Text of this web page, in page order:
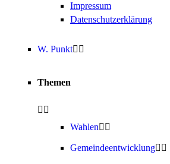
Impressum
Datenschutzerklärung
W. Punkt
Themen
Wahlen
Gemeindeentwicklung